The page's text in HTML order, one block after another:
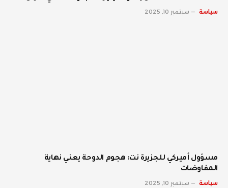
سياسة سبتمبر 10, 2025
مسؤول أميركي للجزيرة نت: هجوم الدوحة يعني نهاية
المفاوضات
سياسة سبتمبر 10, 2025